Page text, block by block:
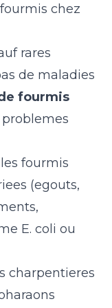
chez
rares
de maladies
fourmis
problemes
les fourmis
(egouts,
E. coli ou
charpentieres